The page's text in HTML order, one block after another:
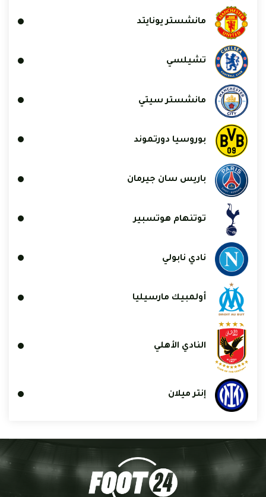
مانشستر يونايتد
تشيلسي
مانشستر سيتي
بوروسيا دورتموند
باريس سان جيرمان
توتنهام هوتسبير
نادي نابولي
أولمبيك مارسيليا
النادي الأهلي
إنتر ميلان